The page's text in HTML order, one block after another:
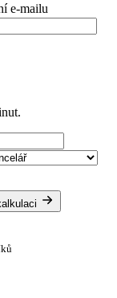
e-mailu